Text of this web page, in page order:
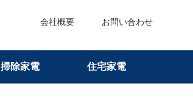
会社概要 お問い合わせ
掃除家電 住宅家電